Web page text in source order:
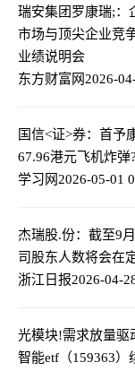
瑞安集团罗康瑞;：
市场与顶尖企业竞
业绩说明会
东方财富网2026-
国信<证>券：首予
67.96港元飞机炸弹
学习网2026-05-01
杰瑞股.份：截至9
司股东人数将会在
浙江日报2026-04-
光模块!需求放量驱
智能etf（159363）